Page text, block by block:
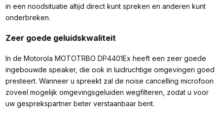
in een noodsituatie altijd direct kunt spreken en anderen kunt
onderbreken.
Zeer goede geluidskwaliteit
In de Motorola MOTOTRBO DP4401Ex heeft een zeer goede
ingebouwde speaker, die ook in luidruchtige omgevingen goed
presteert. Wanneer u spreekt zal de noise cancelling microfoon
zoveel mogelijk omgevingsgeluiden wegfilteren, zodat u voor
uw gesprekspartner beter verstaanbaar bent.